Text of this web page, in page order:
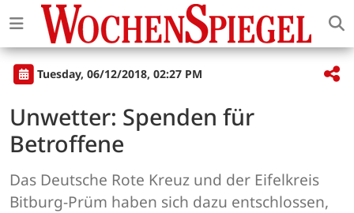
Tuesday, 06/12/2018, 02:27 PM
Unwetter: Spenden für
Betroffene
Das Deutsche Rote Kreuz und der Eifelkreis
Bitburg-Prüm haben sich dazu entschlossen,